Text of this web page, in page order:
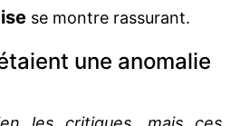
se montre rassurant.
une anomalie